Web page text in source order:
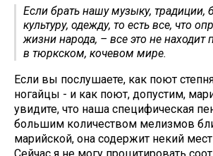
Если брать нашу музыку, традиции,
культуру, одежду, то есть все, что
жизни народа, – все это не
в тюркском, кочевом мире.
Если вы послушаете, как поют
ногайцы - и как поют, допустим,
увидите, что наша специфическая
большим количеством мелизмов
марийской, она содержит некий